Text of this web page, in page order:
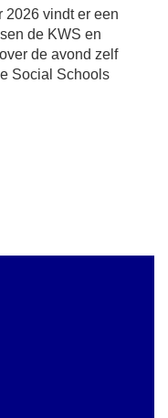
2026 vindt er een
de KWS en
de avond zelf
Social Schools